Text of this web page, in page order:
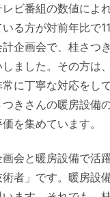
ビ番組の数値によ
る方が対前年比で
計企画会で、桂さつ
ました。その方は
に丁寧な対応をし
きさんの暖房設備
を集めています。
会と暖房設備で活
者」です。暖房設